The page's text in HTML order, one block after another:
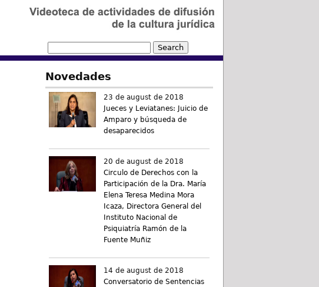
Novedades
23 de august de 2018
Jueces y Leviatanes: Juicio de
Amparo y búsqueda de
desaparecidos
20 de august de 2018
Circulo de Derechos con la
Participación de la Dra. María
Elena Teresa Medina Mora
Icaza, Directora General del
Instituto Nacional de
Psiquiatría Ramón de la
Fuente Muñiz
14 de august de 2018
Conversatorio de Sentencias